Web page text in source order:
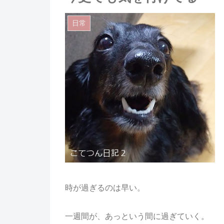
日常
時が過ぎるのは早い。
一週間が、あっという間に過ぎていく。